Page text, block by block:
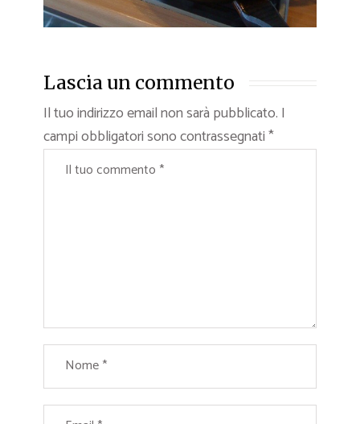
Lascia un commento
Il tuo indirizzo email non sarà pubblicato. I
campi obbligatori sono contrassegnati*